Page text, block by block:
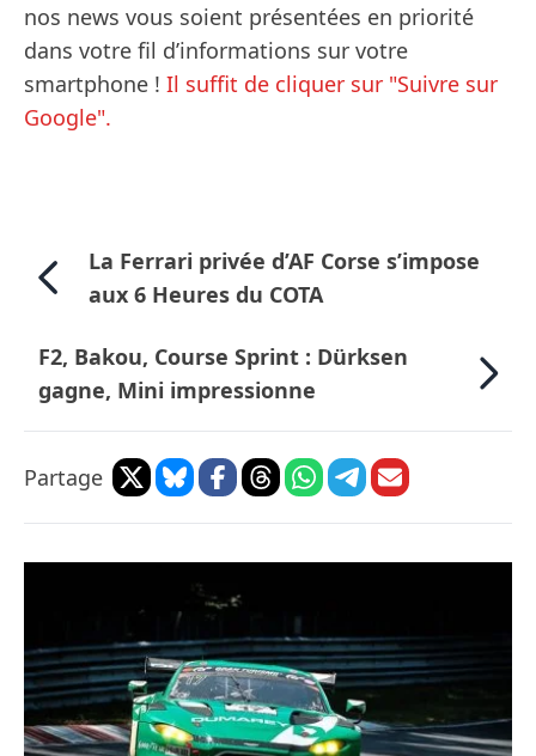
nos news vous soient présentées en priorité
dans votre fil d’informations sur votre
smartphone ! Il suffit de cliquer sur "Suivre sur
Google".
La Ferrari privée d’AF Corse s’impose
aux 6 Heures du COTA
F2, Bakou, Course Sprint : Dürksen
gagne, Mini impressionne
Partage